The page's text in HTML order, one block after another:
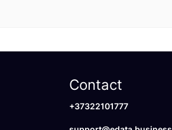
Contact
+37322101777